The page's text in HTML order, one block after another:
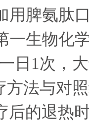
用脾氨肽
一生物化
日 1次，
方法与对
后的退热